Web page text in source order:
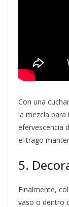
Con una
la mezcla para
efervescencia
el trago
5.
Finalmente,
vaso o dentro